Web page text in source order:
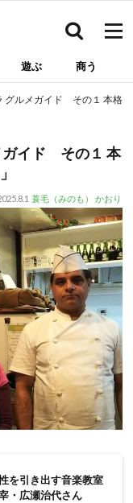
遊ぶ 商う
ルメガイド その１ 本格
ガイド その１ 本
蓑毛（みのも） かおり
を引き出す音楽教室
・広瀬治代さん